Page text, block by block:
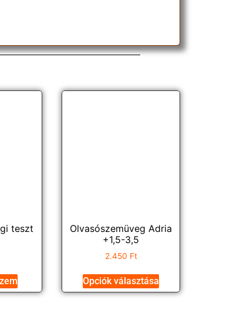
teszt
Olvasószemüveg Adria
+1,5-3,5
2.450 Ft
Opciók választása